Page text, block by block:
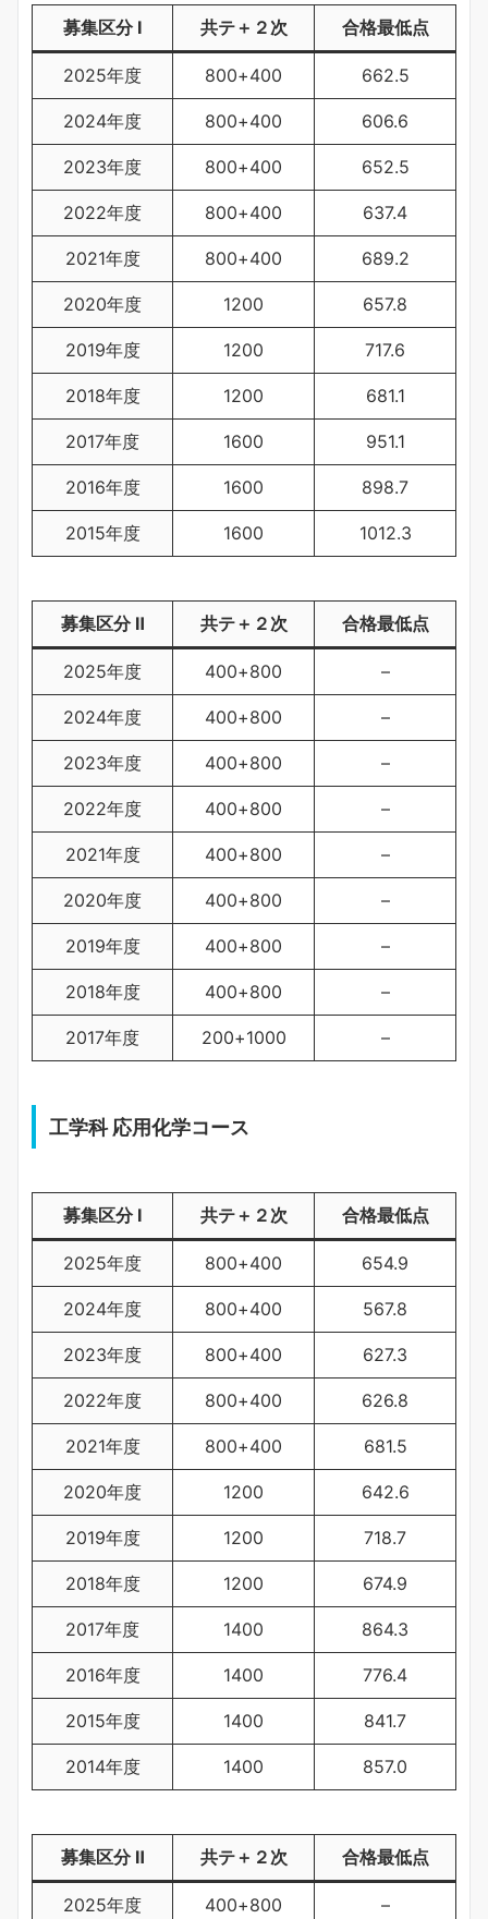
募集区分 Ⅰ 共テ＋２次 合格最低点
2025年度 800+400 662.5
2024年度 800+400 606.6
2023年度 800+400 652.5
2022年度 800+400 637.4
2021年度 800+400 689.2
2020年度 1200 657.8
2019年度 1200 717.6
2018年度 1200 681.1
2017年度 1600 951.1
2016年度 1600 898.7
2015年度 1600 1012.3
募集区分 Ⅱ 共テ＋２次 合格最低点
2025年度 400+800 –
2024年度 400+800 –
2023年度 400+800 –
2022年度 400+800 –
2021年度 400+800 –
2020年度 400+800 –
2019年度 400+800 –
2018年度 400+800 –
2017年度 200+1000 –
工学科 応用化学コース
募集区分 Ⅰ 共テ＋２次 合格最低点
2025年度 800+400 654.9
2024年度 800+400 567.8
2023年度 800+400 627.3
2022年度 800+400 626.8
2021年度 800+400 681.5
2020年度 1200 642.6
2019年度 1200 718.7
2018年度 1200 674.9
2017年度 1400 864.3
2016年度 1400 776.4
2015年度 1400 841.7
2014年度 1400 857.0
募集区分 Ⅱ 共テ＋２次 合格最低点
2025年度 400+800 –